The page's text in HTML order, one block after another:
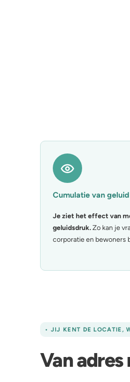
Cumulatie van
Je ziet het effect van
geluidsdruk.Zo kan je
corporatie en bewoners
• JIJ KENT DE LOCATIE,
Van adres